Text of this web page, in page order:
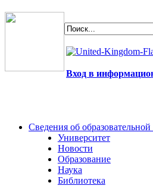
Вход в
Сведения об
Университет
Новости
Образование
Наука
Библиотека